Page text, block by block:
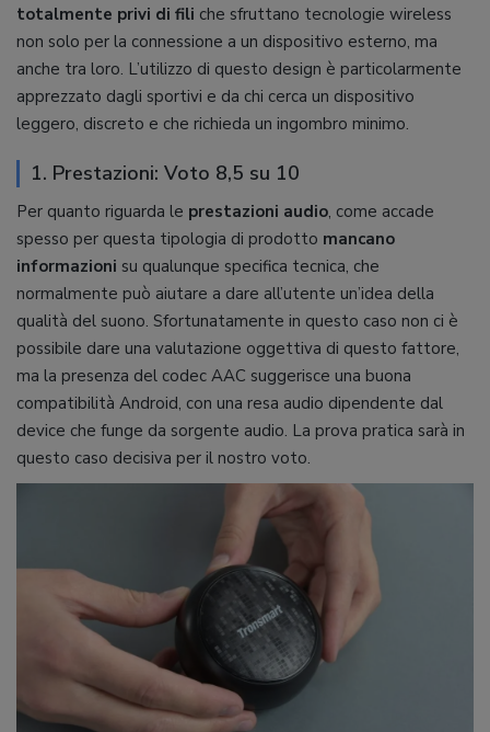
totalmente privi di fili che sfruttano tecnologie wireless
non solo per la connessione a un dispositivo esterno, ma
anche tra loro. L’utilizzo di questo design è particolarmente
apprezzato dagli sportivi e da chi cerca un dispositivo
leggero, discreto e che richieda un ingombro minimo.
1. Prestazioni: Voto 8,5 su 10
Per quanto riguarda le prestazioni audio, come accade
spesso per questa tipologia di prodotto mancano
informazioni su qualunque specifica tecnica, che
normalmente può aiutare a dare all’utente un’idea della
qualità del suono. Sfortunatamente in questo caso non ci è
possibile dare una valutazione oggettiva di questo fattore,
ma la presenza del codec AAC suggerisce una buona
compatibilità Android, con una resa audio dipendente dal
device che funge da sorgente audio. La prova pratica sarà in
questo caso decisiva per il nostro voto.